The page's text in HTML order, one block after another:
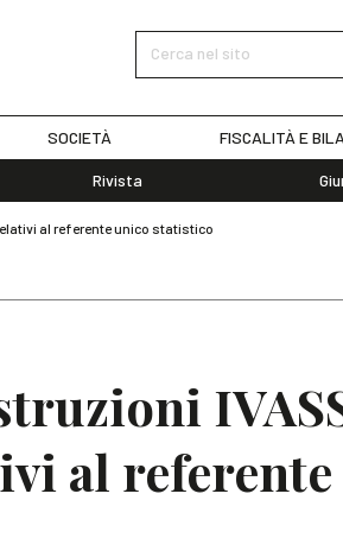
Cerca nel sito
SOCIETÀ FISCALITÀ E
Rivista
al referente unico statistico
al